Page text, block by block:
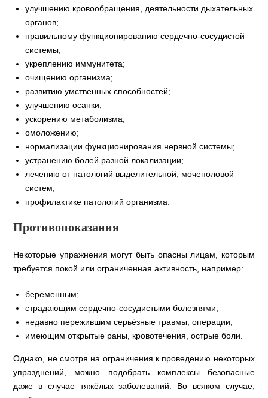
улучшению кровообращения, деятельности дыхательных
органов;
правильному функционированию сердечно-сосудистой
системы;
укреплению иммунитета;
очищению организма;
развитию умственных способностей;
улучшению осанки;
ускорению метаболизма;
омоложению;
нормализации функционирования нервной системы;
устранению болей разной локализации;
лечению от патологий выделительной, мочеполовой
систем;
профилактике патологий организма.
Противопоказания
Некоторые упражнения могут быть опасны лицам, которым
требуется покой или ограниченная активность, например:
беременным;
страдающим сердечно-сосудистыми болезнями;
недавно пережившим серьёзные травмы, операции;
имеющим открытые раны, кровотечения, острые боли.
Однако, не смотря на ограничения к проведению некоторых
упразднений, можно подобрать комплексы безопасные
даже в случае тяжёлых заболеваний. Во всяком случае,